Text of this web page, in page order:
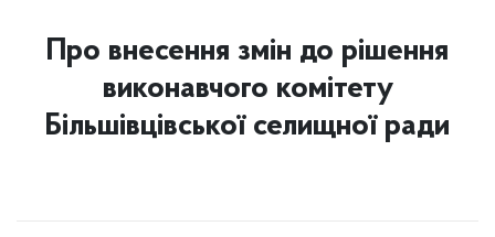
Про внесення змін до рішення
виконавчого комітету
Більшівцівської селищної ради